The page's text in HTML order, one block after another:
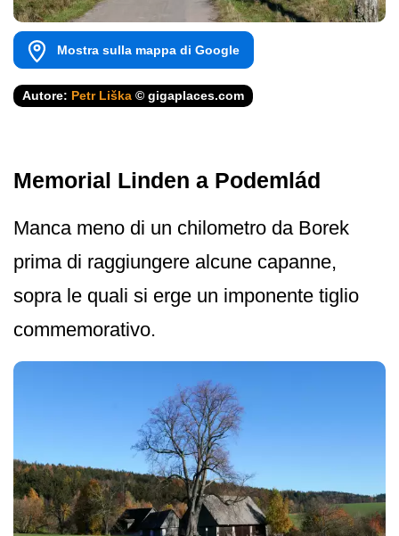
Mostra sulla mappa di Google
Autore: Petr Liška © gigaplaces.com
Memorial Linden a Podemlád
Manca meno di un chilometro da Borek
prima di raggiungere alcune capanne,
sopra le quali si erge un imponente tiglio
commemorativo.